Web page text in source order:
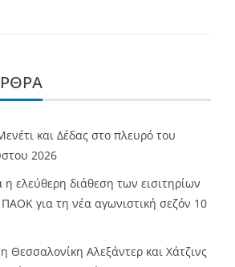
και Δέδας στο πλευρό του
2026
ελεύθερη διάθεση των εισιτηρίων
για τη νέα αγωνιστική σεζόν 10
Θεσσαλονίκη Αλεξάντερ και Χάτζινς